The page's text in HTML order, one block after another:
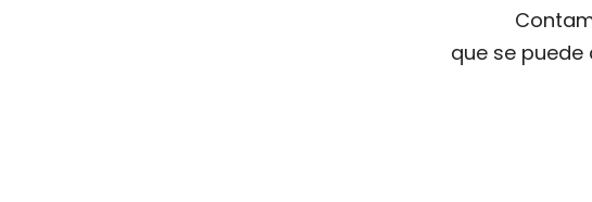
que se puede